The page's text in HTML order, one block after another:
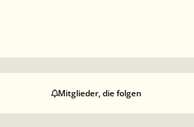
Mitglieder, die folgen